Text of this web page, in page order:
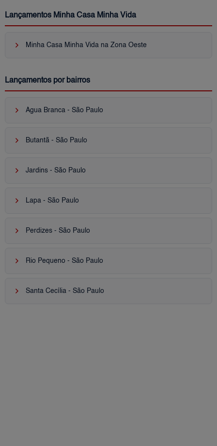
Lançamentos Minha Casa Minha Vida
keyboard_arrow_right Minha Casa Minha Vida na Zona Oeste
Lançamentos por bairros
keyboard_arrow_right Água Branca - São Paulo
keyboard_arrow_right Butantã - São Paulo
keyboard_arrow_right Jardins - São Paulo
keyboard_arrow_right Lapa - São Paulo
keyboard_arrow_right Perdizes - São Paulo
keyboard_arrow_right Rio Pequeno - São Paulo
keyboard_arrow_right Santa Cecília - São Paulo